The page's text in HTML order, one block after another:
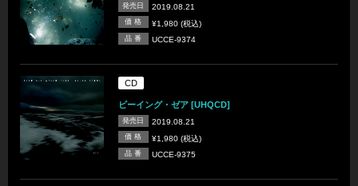
発売日 2019.08.21
価 格 ¥1,980 (税込)
品 番 UCCE-9374
CD
ビーイング・ゼア [UHQCD]
発売日 2019.08.21
価 格 ¥1,980 (税込)
品 番 UCCE-9375